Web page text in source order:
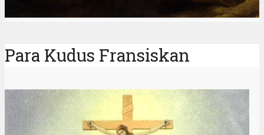
Para Kudus Fransiskan